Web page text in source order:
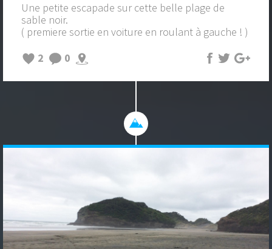
Une petite escapade sur cette belle plage de
sable noir.
( premiere sortie en voiture en roulant à gauche ! )
2
0